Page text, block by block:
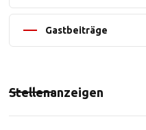
Gastbeiträge
Stellenanzeigen